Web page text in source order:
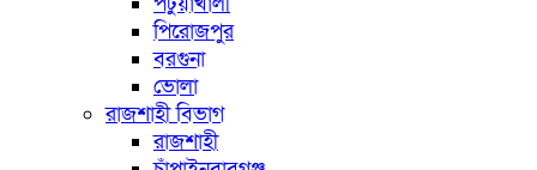
পিরোজপুর
বরগুনা
ভোলা
রাজশাহী বিভাগ
রাজশাহী